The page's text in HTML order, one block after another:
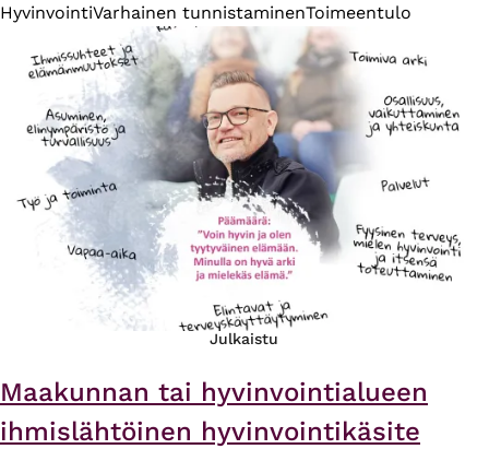
HyvinvointiVarhainen tunnistaminenToimeentulo
Julkaistu
Maakunnan tai hyvinvointialueen
ihmislähtöinen hyvinvointikäsite